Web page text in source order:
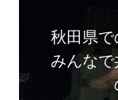
秋田県で
みんな